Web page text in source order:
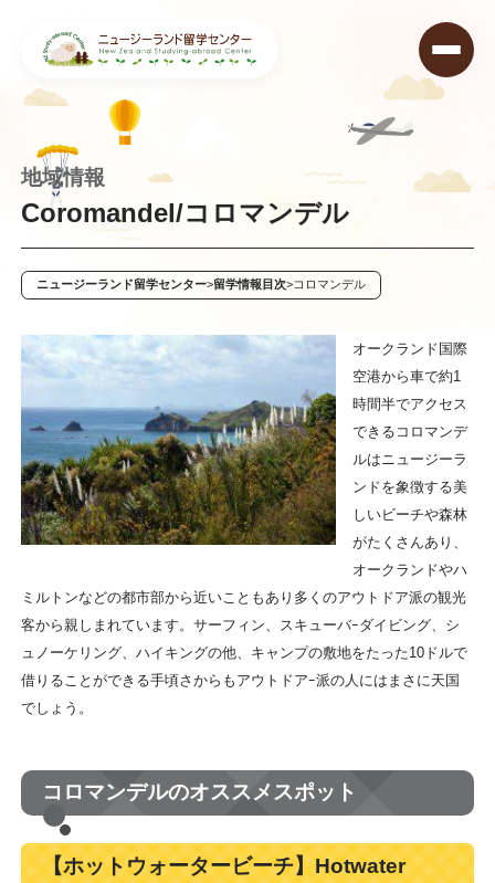
Coromandel/コロマンデル
地域情報
ニュージーランド留学センター>留学情報目次>コロマンデル
オークランド国際
空港から車で約1
時間半でアクセス
できるコロマンデ
ルはニュージーラ
ンドを象徴する美
しいビーチや森林
がたくさんあり、
オークランドやハ
ミルトンなどの都市部から近いこともあり多くのアウトドア派の観光
客から親しまれています。サーフィン、スキューバｰダイビング、シ
ュノーケリング、ハイキングの他、キャンプの敷地をたった10ドルで
借りることができる手頃さからもアウトドアｰ派の人にはまさに天国
でしょう。
コロマンデルのオススメスポット
【ホットウォータービーチ】Hotwater